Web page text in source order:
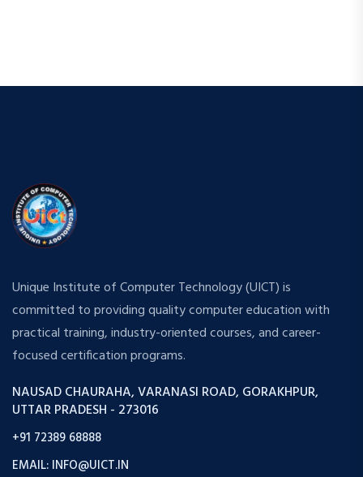
Unique Institute of Computer Technology (UICT) is
committed to providing quality computer education with
practical training, industry-oriented courses, and career-
focused certification programs.
NAUSAD CHAURAHA, VARANASI ROAD, GORAKHPUR,
UTTAR PRADESH - 273016
+91 72389 68888
EMAIL: INFO@UICT.IN